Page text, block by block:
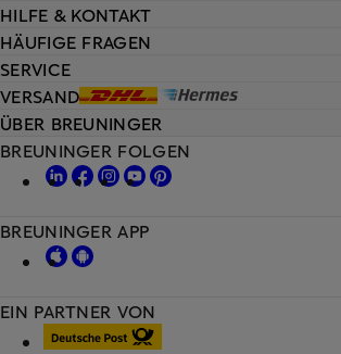
HILFE & KONTAKT
HÄUFIGE FRAGEN
SERVICE
VERSAND
ÜBER BREUNINGER
EIN PARTNER VON
BREUNINGER FOLGEN
BREUNINGER APP